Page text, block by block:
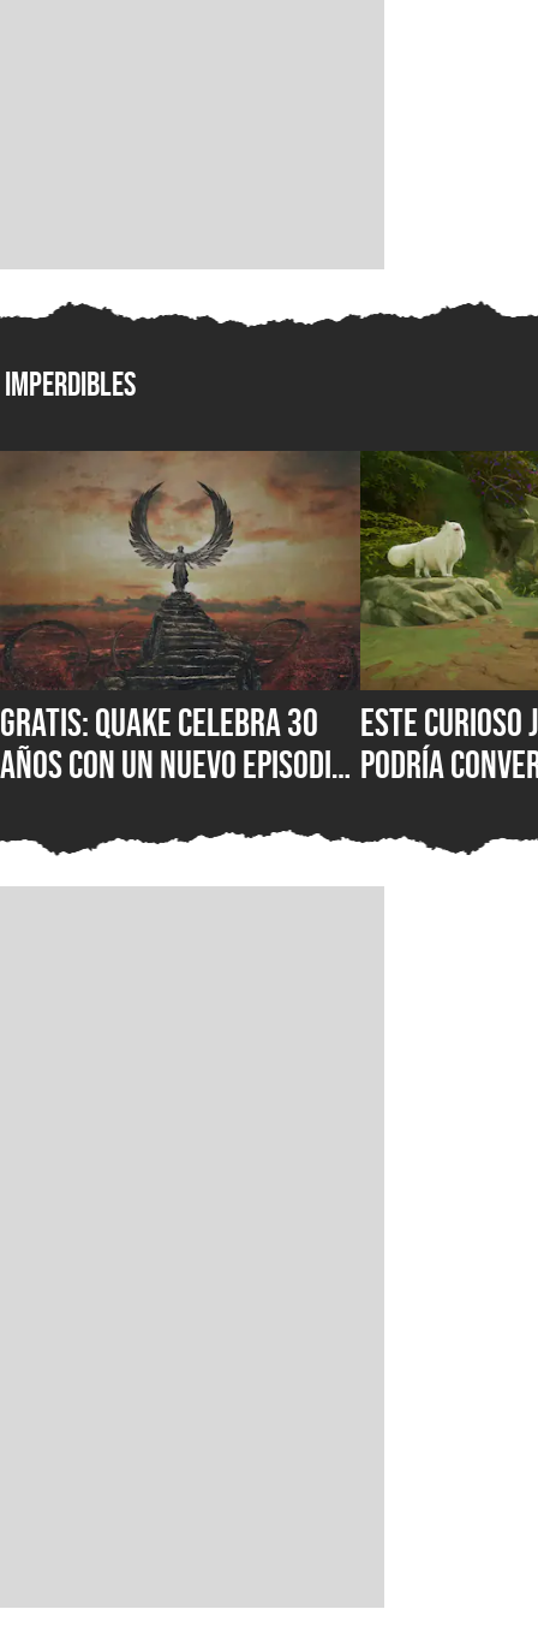
Imperdibles
Gratis: Quake celebra 30
años con un nuevo episodio
otras novedades que ya
están disponibles en
Este curioso
podría
fans de los